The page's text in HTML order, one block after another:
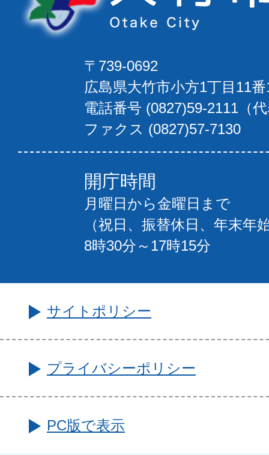
〒739-0692
広島県大竹市小方1丁目11
電話番号 (0827)59-2111（
ファクス (0827)57-7130
開庁時間
月曜日から金曜日まで
（祝日、振替休日、年末年
8時30分～17時15分
サイトポリシー
プライバシーポリシー
PC版で表示